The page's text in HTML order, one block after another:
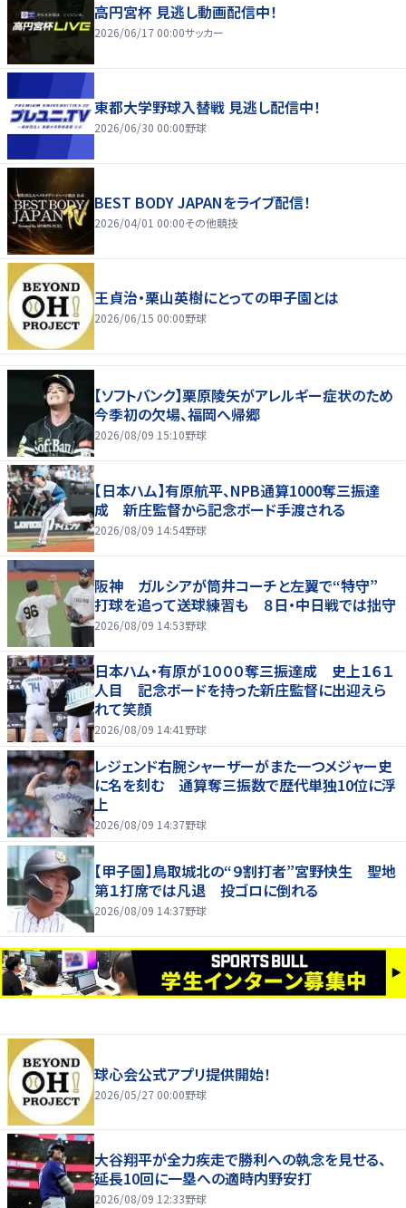
高円宮杯 見逃し動画配信中！
2026/06/17 00:00サッカー
東都大学野球入替戦 見逃し配信中！
2026/06/30 00:00野球
BEST BODY JAPANをライブ配信！
2026/04/01 00:00その他競技
王貞治・栗山英樹にとっての甲子園とは
2026/06/15 00:00野球
【ソフトバンク】栗原陵矢がアレルギー症状のため
今季初の欠場、福岡へ帰郷
2026/08/09 15:10野球
【日本ハム】有原航平、NPB通算1000奪三振達
成 新庄監督から記念ボード手渡される
2026/08/09 14:54野球
阪神 ガルシアが筒井コーチと左翼で“特守”
打球を追って送球練習も ８日・中日戦では拙守
2026/08/09 14:53野球
日本ハム・有原が１０００奪三振達成 史上１６１
人目 記念ボードを持った新庄監督に出迎えら
れて笑顔
2026/08/09 14:41 野球
レジェンド右腕シャーザーがまた一つメジャー史
に名を刻む 通算奪三振数で歴代単独10位に浮
上
2026/08/09 14:37野球
【甲子園】鳥取城北の“９割打者”宮野快生 聖地
第１打席では凡退 投ゴロに倒れる
2026/08/09 14:37野球
球心会公式アプリ提供開始！
2026/05/27 00:00野球
大谷翔平が全力疾走で勝利への執念を見せる、
延長10回に一塁への適時内野安打
2026/08/09 12:33野球